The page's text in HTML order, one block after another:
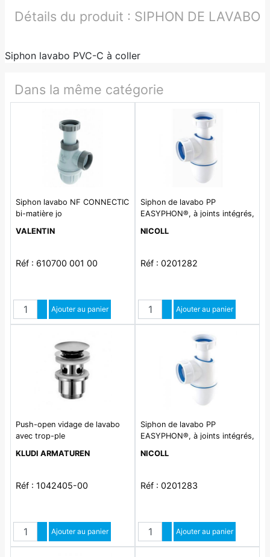
Détails du produit : SIPHON DE LAVABO
Siphon lavabo PVC-C à coller
Dans la même catégorie
Siphon lavabo NF CONNECTIC
bi-matière jo
VALENTIN
Réf : 610700 001 00
QuantitéAugmenter quantité
Diminuer quantité
Ajouter au panier
Siphon de lavabo PP
EASYPHON®, à joints intégrés,
NICOLL
Réf : 0201282
QuantitéAugmenter quantité
Diminuer quantité
Ajouter au panier
Push-open vidage de lavabo
avec trop-ple
KLUDI ARMATUREN
Réf : 1042405-00
QuantitéAugmenter quantité
Diminuer quantité
Ajouter au panier
Siphon de lavabo PP
EASYPHON®, à joints intégrés,
NICOLL
Réf : 0201283
QuantitéAugmenter quantité
Diminuer quantité
Ajouter au panier